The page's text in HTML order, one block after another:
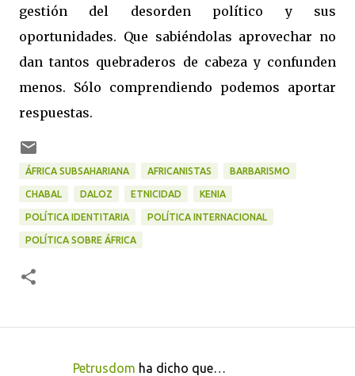
gestión del desorden político y sus
oportunidades. Que sabiéndolas aprovechar no
dan tantos quebraderos de cabeza y confunden
menos. Sólo comprendiendo podemos aportar
respuestas.
ÁFRICA SUBSAHARIANA AFRICANISTAS BARBARISMO
CHABAL DALOZ ETNICIDAD KENIA
POLÍTICA IDENTITARIA POLÍTICA INTERNACIONAL
POLÍTICA SOBRE ÁFRICA
Petrusdom ha dicho que…